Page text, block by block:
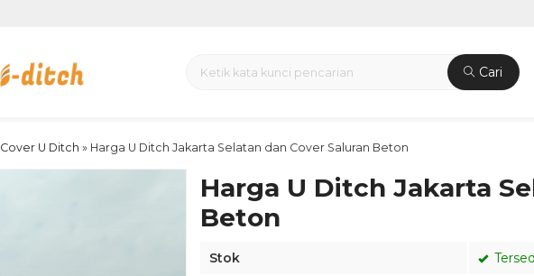
Cari
Cover U Ditch » Harga U Ditch Jakarta Selatan dan Cover Saluran Beton
Harga U Ditch Jakarta
Beton
Stok